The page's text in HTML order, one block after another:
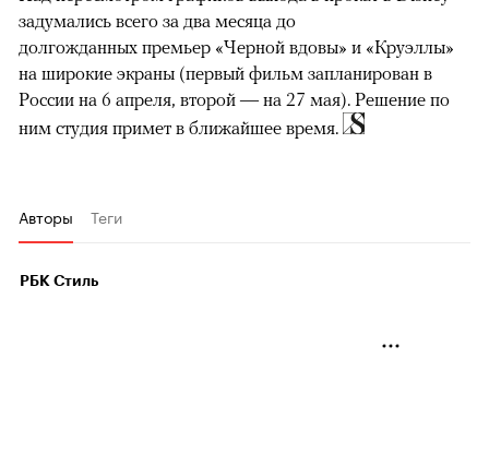
задумались всего за два месяца до
долгожданных премьер «Черной вдовы» и «Круэллы»
на широкие экраны (первый фильм запланирован в
России на 6 апреля, второй — на 27 мая). Решение по
ним студия примет в ближайшее время.
Авторы Теги
РБК Стиль